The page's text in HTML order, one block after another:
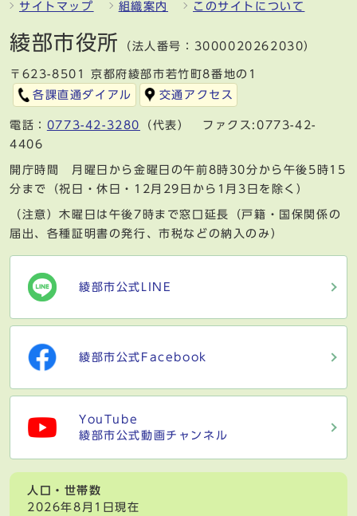
サイトマップ 組織案内 このサイトについて
綾部市役所 （法人番号：3000020262030）
〒623-8501 京都府綾部市若竹町8番地の1
各課直通ダイアル
交通アクセス
電話： 0773-42-3280
（代表） ファクス:0773-42-
4406
開庁時間 月曜日から金曜日の午前8時30分から午後5時15
分まで（祝日・休日・12月29日から1月3日を除く）
（注意）木曜日は午後7時まで窓口延長（戸籍・国保関係の
届出、各種証明書の発行、市税などの納入のみ）
綾部市公式LINE
綾部市公式Facebook
YouTube
綾部市公式動画チャンネル
人口・世帯数
2026年8月1日現在